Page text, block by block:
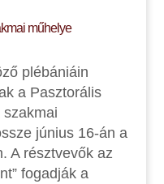
műhelye
plébániáin
a Pasztorális
június 16-án a
A résztvevők az
fogadják a